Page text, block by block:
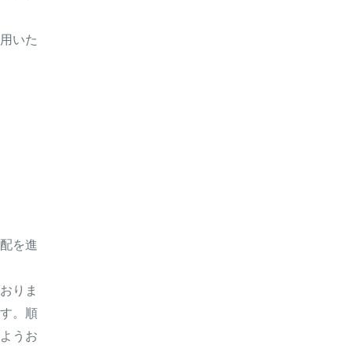
いた
を進
りま
。順
うお